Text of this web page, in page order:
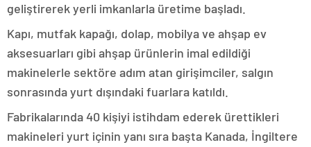
geliştirerek yerli imkanlarla üretime başladı.
Kapı, mutfak kapağı, dolap, mobilya ve ahşap ev
aksesuarları gibi ahşap ürünlerin imal edildiği
makinelerle sektöre adım atan girişimciler, salgın
sonrasında yurt dışındaki fuarlara katıldı.
Fabrikalarında 40 kişiyi istihdam ederek ürettikleri
makineleri yurt içinin yanı sıra başta Kanada, İngiltere